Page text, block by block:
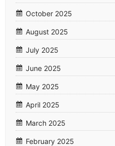
October 2025
August 2025
July 2025
June 2025
May 2025
April 2025
March 2025
February 2025